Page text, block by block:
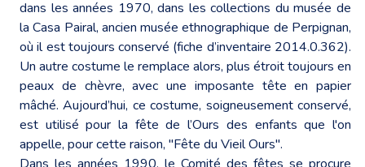
dans les années 1970, dans les collections du musée de
la Casa Pairal, ancien musée ethnographique de Perpignan,
où il est toujours conservé (fiche d’inventaire 2014.0.362).
Un autre costume le remplace alors, plus étroit toujours en
peaux de chèvre, avec une imposante tête en papier
mâché. Aujourd’hui, ce costume, soigneusement conservé,
est utilisé pour la fête de l’Ours des enfants que l'on
appelle, pour cette raison, "Fête du Vieil Ours".